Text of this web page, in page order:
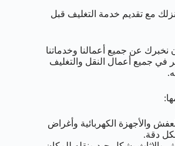
مع تقديم خدمة التغليف قبل
نخبرك عن جميع أعمالنا وخدماتنا
في جميع أعمال النقل والتغليف
والأجهزة الكهربائية وأغراض
دقة.